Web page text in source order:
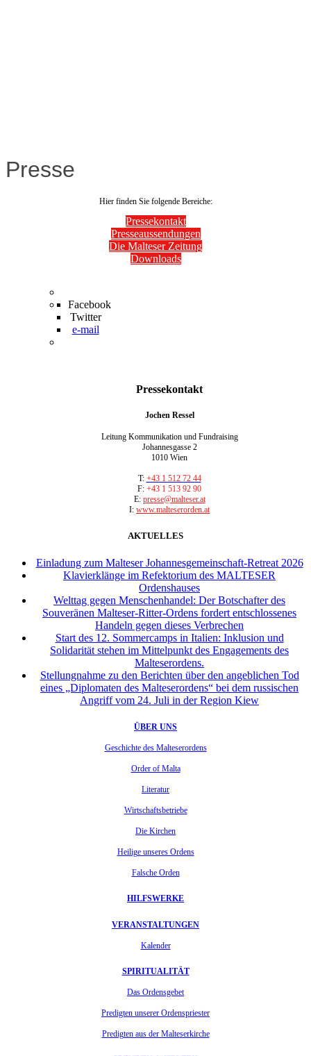
Presse
Hier finden Sie folgende Bereiche:
Pressekontakt
Presseaussendungen
Die Malteser Zeitung
Downloads
Facebook
Twitter
e-mail
Pressekontakt
Jochen Ressel
Leitung Kommunikation und Fundraising
Johannesgasse 2
1010 Wien
T: +43 1 512 72 44
F: +43 1 513 92 90
E: presse@malteser.at
I: www.malteserorden.at
AKTUELLES
Einladung zum Malteser Johannesgemeinschaft-Retreat 2026
Klavierklänge im Refektorium des MALTESER
Ordenshauses
Welttag gegen Menschenhandel: Der Botschafter des
Souveränen Malteser-Ritter-Ordens fordert entschlossenes
Handeln gegen dieses Verbrechen
Start des 12. Sommercamps in Italien: Inklusion und
Solidarität stehen im Mittelpunkt des Engagements des
Malteserordens.
Stellungnahme zu den Berichten über den angeblichen Tod
eines „Diplomaten des Malteserordens“ bei dem russischen
Angriff vom 24. Juli in der Region Kiew
ÜBER UNS
Geschichte des Malteserordens
Order of Malta
Literatur
Wirtschaftsbetriebe
Die Kirchen
Heilige unseres Ordens
Falsche Orden
HILFSWERKE
VERANSTALTUNGEN
Kalender
SPIRITUALITÄT
Das Ordensgebet
Predigten unserer Ordenspriester
Predigten aus der Malteserkirche